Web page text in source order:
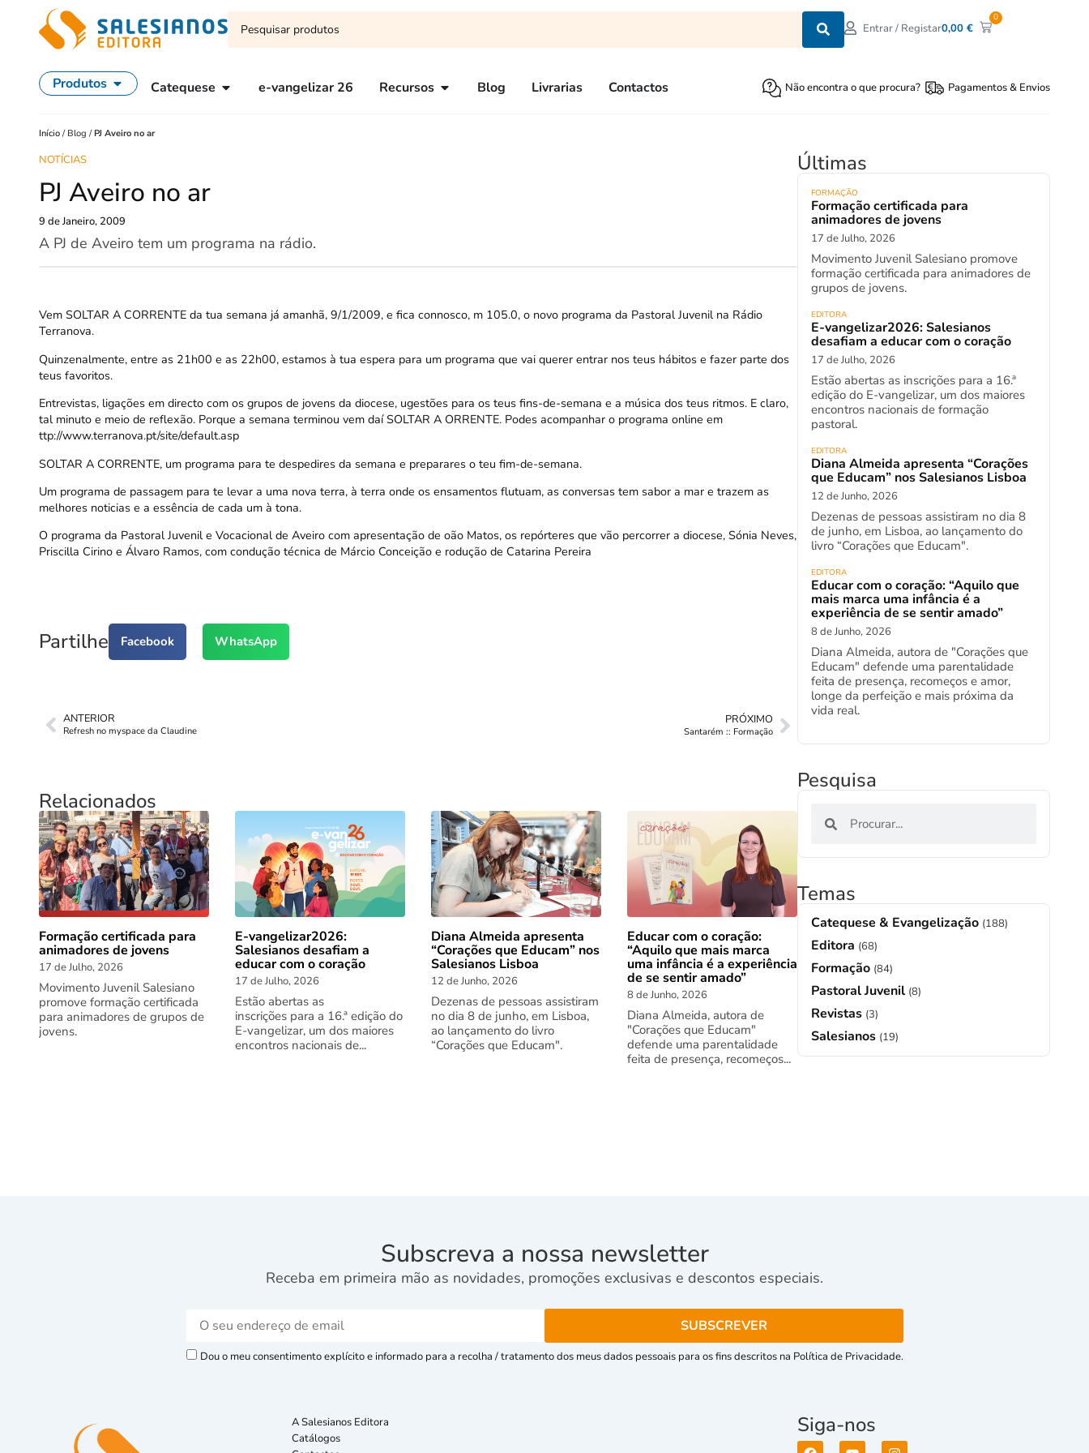
Entrar / Registar0,00€
0
Produtos Catequese e-vangelizar 26 Recursos Blog Livrarias Contactos Não encontra o que procura? Pagamentos & Envios
Início / Blog /PJ Aveiro no ar
NOTÍCIAS
PJ Aveiro no ar
9 de Janeiro, 2009
A PJ de Aveiro tem um programa na rádio.
Vem SOLTAR A CORRENTE da tua semana já amanhã, 9/1/2009, e fica connosco, m 105.0, o novo programa da Pastoral Juvenil na Rádio
Terranova.
Quinzenalmente, entre as 21h00 e as 22h00, estamos à tua espera para um programa que vai querer entrar nos teus hábitos e fazer parte dos
teus favoritos.
Entrevistas, ligações em directo com os grupos de jovens da diocese, ugestões para os teus fins-de-semana e a música dos teus ritmos. E claro,
tal minuto e meio de reflexão. Porque a semana terminou vem daí SOLTAR A ORRENTE. Podes acompanhar o programa online em
ttp://www.terranova.pt/site/default.asp
SOLTAR A CORRENTE, um programa para te despedires da semana e preparares o teu fim-de-semana.
Um programa de passagem para te levar a uma nova terra, à terra onde os ensamentos flutuam, as conversas tem sabor a mar e trazem as
melhores noticias e a essência de cada um à tona.
O programa da Pastoral Juvenil e Vocacional de Aveiro com apresentação de oão Matos, os repórteres que vão percorrer a diocese, Sónia Neves,
Priscilla Cirino e Álvaro Ramos, com condução técnica de Márcio Conceição e rodução de Catarina Pereira
Partilhe Facebook WhatsApp
ANTERIOR
Refresh no myspace da Claudine
PRÓXIMO
Santarém :: Formação
Relacionados
Formação certificada para
animadores de jovens
17 de Julho, 2026
Movimento Juvenil Salesiano
promove formação certificada
para animadores de grupos de
jovens.
E-vangelizar2026:
Salesianos desafiam a
educar com o coração
17 de Julho, 2026
Estão abertas as
inscrições para a 16.ª edição do
E-vangelizar, um dos maiores
encontros nacionais de...
Diana Almeida apresenta
“Corações que Educam” nos
Salesianos Lisboa
12 de Junho, 2026
Dezenas de pessoas assistiram
no dia 8 de junho, em Lisboa,
ao lançamento do livro
“Corações que Educam".
Educar com o coração:
“Aquilo que mais marca
uma infância é a experiência
de se sentir amado”
8 de Junho, 2026
Diana Almeida, autora de
"Corações que Educam"
defende uma parentalidade
feita de presença, recomeços...
Últimas
FORMAÇÃO
Formação certificada para
animadores de jovens
17 de Julho, 2026
Movimento Juvenil Salesiano promove
formação certificada para animadores de
grupos de jovens.
EDITORA
E-vangelizar2026: Salesianos
desafiam a educar com o coração
17 de Julho, 2026
Estão abertas as inscrições para a 16.ª
edição do E-vangelizar, um dos maiores
encontros nacionais de formação
pastoral.
EDITORA
Diana Almeida apresenta “Corações
que Educam” nos Salesianos Lisboa
12 de Junho, 2026
Dezenas de pessoas assistiram no dia 8
de junho, em Lisboa, ao lançamento do
livro “Corações que Educam".
EDITORA
Educar com o coração: “Aquilo que
mais marca uma infância é a
experiência de se sentir amado”
8 de Junho, 2026
Diana Almeida, autora de "Corações que
Educam" defende uma parentalidade
feita de presença, recomeços e amor,
longe da perfeição e mais próxima da
vida real.
Pesquisa
Temas
Catequese & Evangelização (188)
Editora (68)
Formação (84)
Pastoral Juvenil (8)
Revistas (3)
Salesianos (19)
Subscreva a nossa newsletter
Receba em primeira mão as novidades, promoções exclusivas e descontos especiais.
Dou o meu consentimento explícito e informado para a recolha / tratamento dos meus dados pessoais para os fins descritos na Política de Privacidade.
A Salesianos Editora
Catálogos
Siga-nos